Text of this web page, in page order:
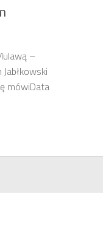
–
mówiData